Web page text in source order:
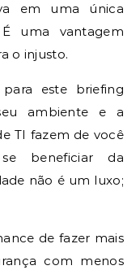
em uma única
uma vantagem
o injusto.
este briefing
ambiente e a
TI fazem de você
beneficiar da
não é um luxo;
de fazer mais
com menos